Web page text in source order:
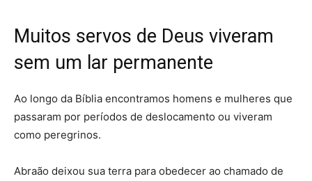
Muitos servos de Deus viveram
sem um lar permanente
Ao longo da Bíblia encontramos homens e mulheres que
passaram por períodos de deslocamento ou viveram
como peregrinos.
Abraão deixou sua terra para obedecer ao chamado de